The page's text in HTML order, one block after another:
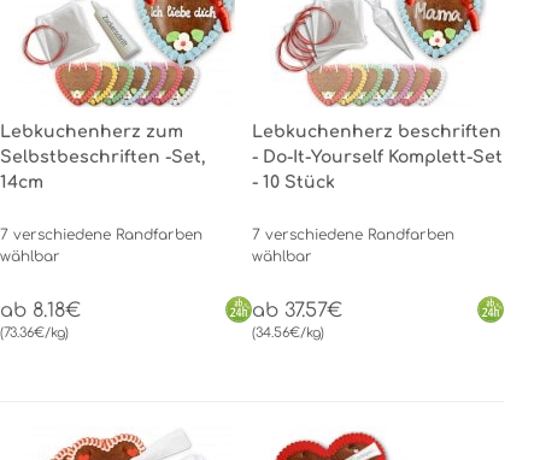
Lebkuchenherz zum
Selbstbeschriften -Set,
14cm
7 verschiedene Randfarben
wählbar
ab 8.18€
(73.36€/kg)
Lebkuchenherz beschriften
- Do-It-Yourself Komplett-Set
- 10 Stück
7 verschiedene Randfarben
wählbar
ab 37.57€
(34.56€/kg)